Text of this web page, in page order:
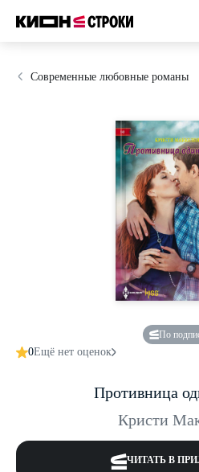
Современные любовные романы
По
0Ещё нет оценок
Противница
Кристи
ЧИТАТЬ В